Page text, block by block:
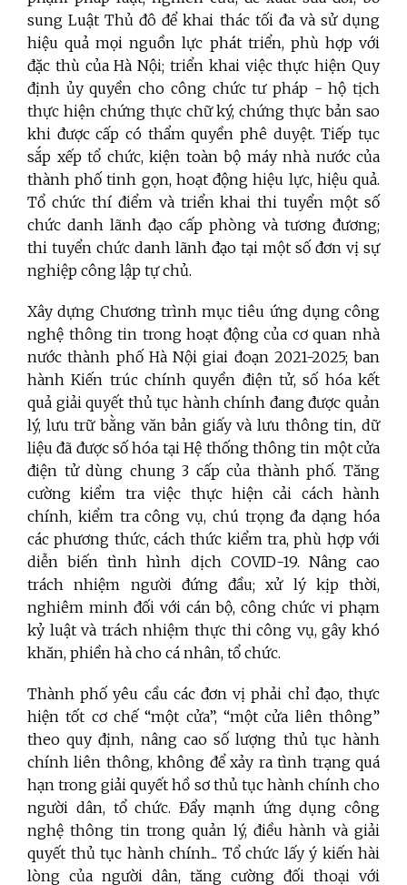
sung Luật Thủ đô để khai thác tối đa và sử dụng
hiệu quả mọi nguồn lực phát triển, phù hợp với
đặc thù của Hà Nội; triển khai việc thực hiện Quy
định ủy quyền cho công chức tư pháp - hộ tịch
thực hiện chứng thực chữ ký, chứng thực bản sao
khi được cấp có thẩm quyền phê duyệt. Tiếp tục
sắp xếp tổ chức, kiện toàn bộ máy nhà nước của
thành phố tinh gọn, hoạt động hiệu lực, hiệu quả.
Tổ chức thí điểm và triển khai thi tuyển một số
chức danh lãnh đạo cấp phòng và tương đương;
thi tuyển chức danh lãnh đạo tại một số đơn vị sự
nghiệp công lập tự chủ.
Xây dựng Chương trình mục tiêu ứng dụng công
nghệ thông tin trong hoạt động của cơ quan nhà
nước thành phố Hà Nội giai đoạn 2021-2025; ban
hành Kiến trúc chính quyền điện tử, số hóa kết
quả giải quyết thủ tục hành chính đang được quản
lý, lưu trữ bằng văn bản giấy và lưu thông tin, dữ
liệu đã được số hóa tại Hệ thống thông tin một cửa
điện tử dùng chung 3 cấp của thành phố. Tăng
cường kiểm tra việc thực hiện cải cách hành
chính, kiểm tra công vụ, chú trọng đa dạng hóa
các phương thức, cách thức kiểm tra, phù hợp với
diễn biến tình hình dịch COVID-19. Nâng cao
trách nhiệm người đứng đầu; xử lý kịp thời,
nghiêm minh đối với cán bộ, công chức vi phạm
kỷ luật và trách nhiệm thực thi công vụ, gây khó
khăn, phiền hà cho cá nhân, tổ chức.
Thành phố yêu cầu các đơn vị phải chỉ đạo, thực
hiện tốt cơ chế “một cửa”, “một cửa liên thông”
theo quy định, nâng cao số lượng thủ tục hành
chính liên thông, không để xảy ra tình trạng quá
hạn trong giải quyết hồ sơ thủ tục hành chính cho
người dân, tổ chức. Đẩy mạnh ứng dụng công
nghệ thông tin trong quản lý, điều hành và giải
quyết thủ tục hành chính... Tổ chức lấy ý kiến hài
lòng của người dân, tăng cường đối thoại với